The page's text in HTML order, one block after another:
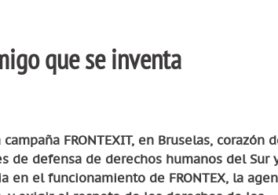
que se inventa
FRONTEXIT, en Bruselas, corazón
de defensa de derechos humanos del Sur
el funcionamiento de FRONTEX, la